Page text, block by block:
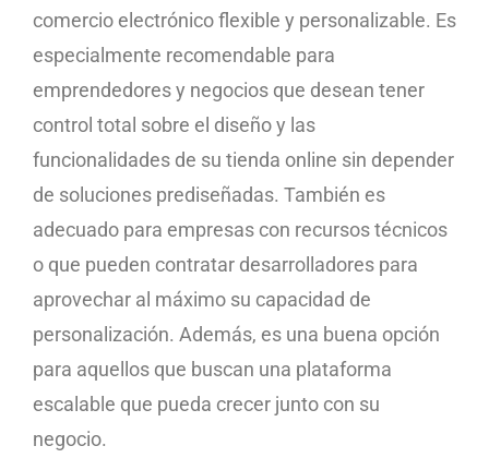
comercio electrónico flexible y personalizable. Es
especialmente recomendable para
emprendedores y negocios que desean tener
control total sobre el diseño y las
funcionalidades de su tienda online sin depender
de soluciones prediseñadas. También es
adecuado para empresas con recursos técnicos
o que pueden contratar desarrolladores para
aprovechar al máximo su capacidad de
personalización. Además, es una buena opción
para aquellos que buscan una plataforma
escalable que pueda crecer junto con su
negocio.